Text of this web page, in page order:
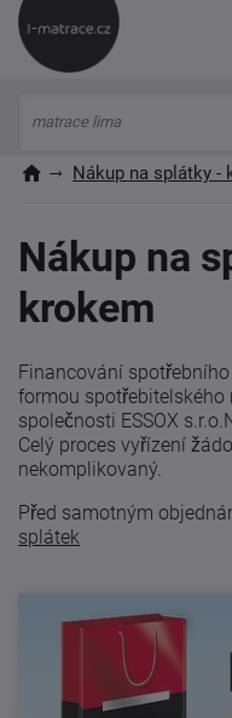
Nákup na splátky -
Nákup na
krokem
Financování
formou spotřebitelského
společnosti ESSOX
Celý proces vyřízení
nekomplikovaný.
Před samotným
splátek